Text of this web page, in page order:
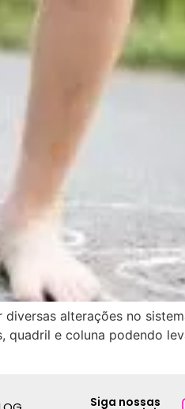
alterações no
quadril e coluna podendo
Siga nossas